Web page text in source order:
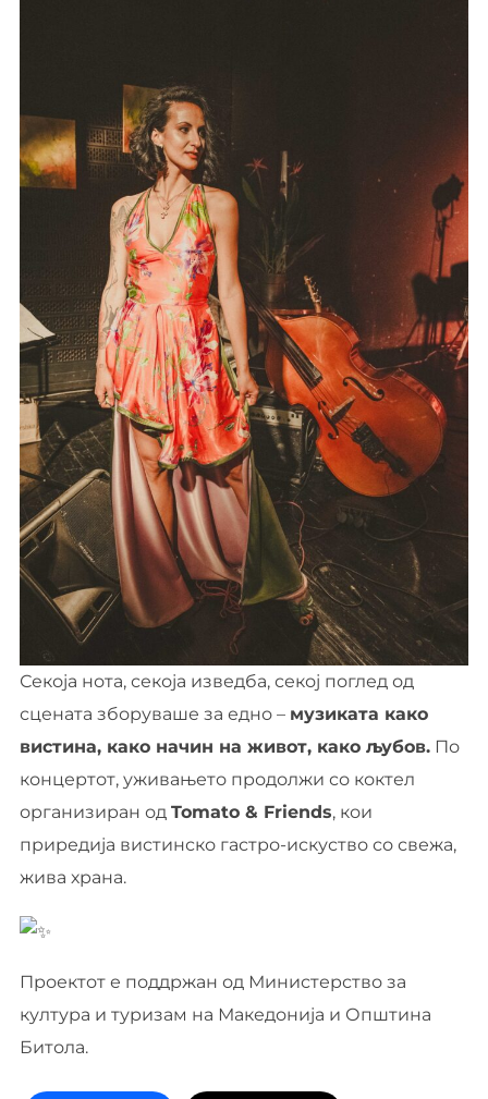
Секоја нота, секоја изведба, секој поглед од
сцената зборуваше за едно – музиката како
вистина, како начин на живот, како љубов.По
концертот, уживањето продолжи со коктел
организиран од Tomato & Friends, кои
приредија вистинско гастро-искуство со свежа,
жива храна.
Проектот е поддржан од Министерство за
култура и туризам на Македонија и Општина
Битола.